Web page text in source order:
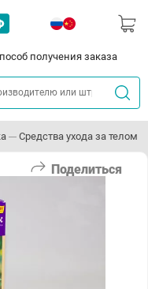
получения заказа
Средства ухода за телом
Поделиться